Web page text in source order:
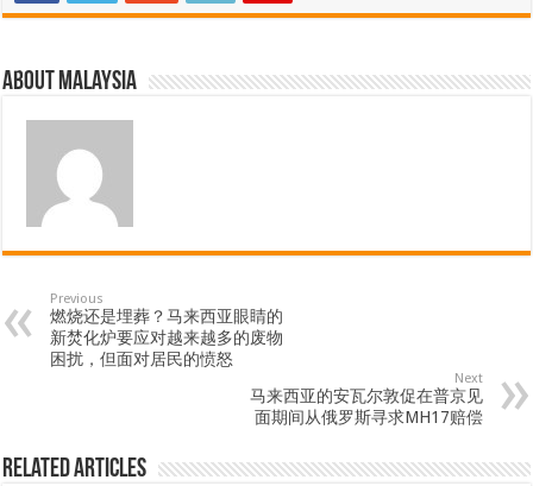
About Malaysia
Previous
燃烧还是埋葬？马来西亚眼睛的
新焚化炉要应对越来越多的废物
困扰，但面对居民的愤怒
Next
马来西亚的安瓦尔敦促在普京见
面期间从俄罗斯寻求MH17赔偿
Related Articles